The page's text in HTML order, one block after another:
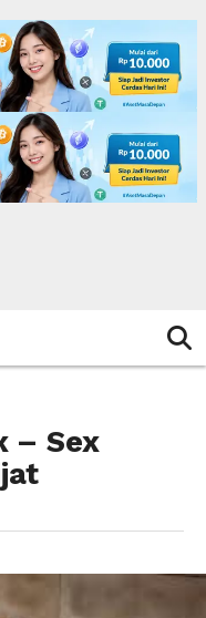
– Sex